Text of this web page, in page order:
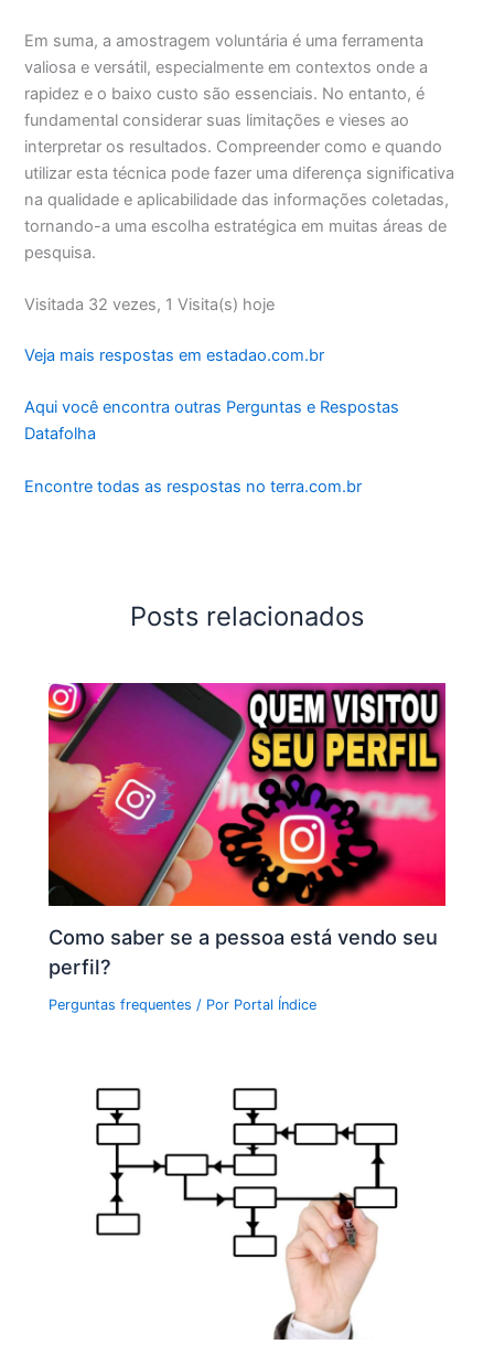
Em suma, a amostragem voluntária é uma ferramenta
valiosa e versátil, especialmente em contextos onde a
rapidez e o baixo custo são essenciais. No entanto, é
fundamental considerar suas limitações e vieses ao
interpretar os resultados. Compreender como e quando
utilizar esta técnica pode fazer uma diferença significativa
na qualidade e aplicabilidade das informações coletadas,
tornando-a uma escolha estratégica em muitas áreas de
pesquisa.
Visitada 32 vezes, 1 Visita(s) hoje
Veja mais respostas em estadao.com.br
Aqui você encontra outras Perguntas e Respostas
Datafolha
Encontre todas as respostas no terra.com.br
Posts relacionados
Como saber se a pessoa está vendo seu
perfil?
Perguntas frequentes / Por Portal Índice